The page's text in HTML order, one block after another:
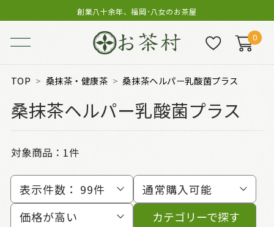
創業八十余年、福岡･八女のお茶屋
0
TOP 桑抹茶・健康茶 桑抹茶ヘルパー乳酸菌プラス
桑抹茶ヘルパー乳酸菌プラス
対象商品： 1件
表示件数： 99件
通常購入可能
価格が高い
カテゴリーで探す